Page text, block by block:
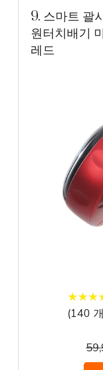
9. 스마트 괄
원터치배기
레드
★★★
★★★
(140